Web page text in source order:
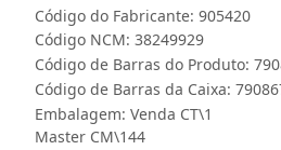
Código do Fabricante: 905420
Código NCM: 38249929
Código de Barras do Produto:
Código de Barras da Caixa:
Embalagem: Venda CT\1
Master CM\144